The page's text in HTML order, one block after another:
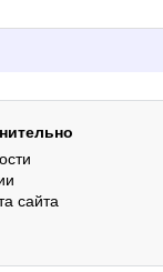
сайта